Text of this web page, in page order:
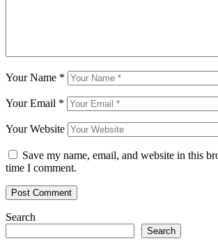
Your Name *
Your Email *
Your Website
Save my name, email, and website in this
time I comment.
Search
Search